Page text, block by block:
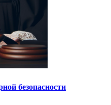
безопасности